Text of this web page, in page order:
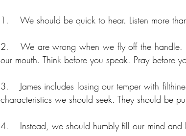
1.	We should be quick to hear. Listen more
2.	We are wrong when we fly off the handle. Rarely does anything good come quickly out of
our mouth. Think before you speak. Pray before
3.	James includes losing our temper with filthiness, rank growth, and wickedness. These are not
characteristics we should seek. They should be
4.	Instead, we should humbly fill our mind